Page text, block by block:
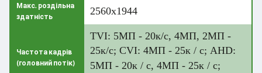
Макс. роздільна
здатність
2560x1944
Частота кадрів
(головний потік)
TVI: 5МП - 20к/с, 4МП, 2МП -
25к/с; CVI: 4МП - 25к / с; AHD:
5МП - 20к / с, 4МП - 25к / с;